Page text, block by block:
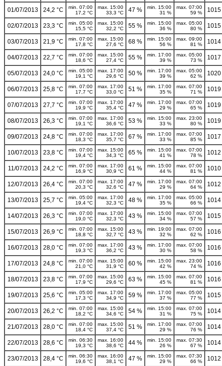
01/07/2013 24,2 °C
min. 07:00
17,2 °C
max. 15:00
33,3 °C
47 %
min. 15:00
31 %
max. 07:00
59 %
02/07/2013 23,3 °C
min. 05:00
15,5 °C
max. 15:00
32,2 °C
55 %
min. 15:00
36 %
max. 05:00
80 %
03/07/2013 21,9 °C
min. 07:00
17,8 °C
max. 15:00
27,6 °C
68 %
min. 15:00
56 %
max. 09:00
81 %
04/07/2013 22,7 °C
min. 07:00
18,6 °C
max. 15:00
27,4 °C
55 %
min. 17:00
39 %
max. 05:00
73 %
05/07/2013 24,0 °C
min. 05:00
19,1 °C
max. 17:00
29,6 °C
50 %
min. 17:00
39 %
max. 05:00
62 %
06/07/2013 25,8 °C
min. 07:00
17,7 °C
max. 17:00
33,0 °C
51 %
min. 17:00
35 %
max. 07:00
71 %
07/07/2013 27,7 °C
min. 07:00
19,9 °C
max. 17:00
35,4 °C
47 %
min. 17:00
29 %
max. 07:00
65 %
08/07/2013 26,3 °C
min. 07:00
19,1 °C
max. 17:00
36,6 °C
53 %
min. 15:00
33 %
max. 23:00
80 %
09/07/2013 24,8 °C
min. 07:00
18,3 °C
max. 17:00
35,7 °C
67 %
min. 17:00
33 %
max. 07:00
85 %
10/07/2013 23,8 °C
min. 07:00
19,4 °C
max. 15:00
34,3 °C
65 %
min. 15:00
41 %
max. 07:00
78 %
11/07/2013 24,2 °C
min. 07:00
16,9 °C
max. 17:00
30,9 °C
61 %
min. 15:00
44 %
max. 07:00
81 %
12/07/2013 26,4 °C
min. 07:00
20,3 °C
max. 17:00
32,6 °C
47 %
min. 17:00
29 %
max. 07:00
64 %
13/07/2013 25,7 °C
min. 05:00
19,4 °C
max. 17:00
32,3 °C
48 %
min. 17:00
35 %
max. 05:00
66 %
14/07/2013 26,3 °C
min. 07:00
19,0 °C
max. 17:00
32,3 °C
43 %
min. 15:00
34 %
max. 07:00
57 %
15/07/2013 26,9 °C
min. 07:00
18,8 °C
max. 15:00
32,7 °C
43 %
min. 19:00
32 %
max. 07:00
62 %
16/07/2013 28,0 °C
min. 07:00
19,3 °C
max. 17:00
36,2 °C
43 %
min. 17:00
30 %
max. 07:00
58 %
17/07/2013 24,8 °C
min. 07:00
21,0 °C
max. 15:00
31,9 °C
60 %
min. 15:00
42 %
max. 23:00
74 %
18/07/2013 23,8 °C
min. 07:00
17,9 °C
max. 15:00
29,6 °C
63 %
min. 15:00
45 %
max. 07:00
81 %
19/07/2013 25,6 °C
min. 05:00
17,3 °C
max. 17:00
34,9 °C
59 %
min. 17:00
37 %
max. 05:00
77 %
20/07/2013 26,2 °C
min. 07:00
18,2 °C
max. 15:00
34,6 °C
54 %
min. 15:00
31 %
max. 07:00
75 %
21/07/2013 28,0 °C
min. 07:00
18,4 °C
max. 15:00
37,4 °C
51 %
min. 17:00
29 %
max. 07:00
76 %
22/07/2013 28,6 °C
min. 06:30
19,3 °C
max. 16:00
38,6 °C
44 %
min. 15:00
26 %
max. 07:30
67 %
23/07/2013 28,4 °C
min. 06:30
19,6 °C
max. 16:00
38,1 °C
47 %
min. 15:00
29 %
max. 07:30
66 %